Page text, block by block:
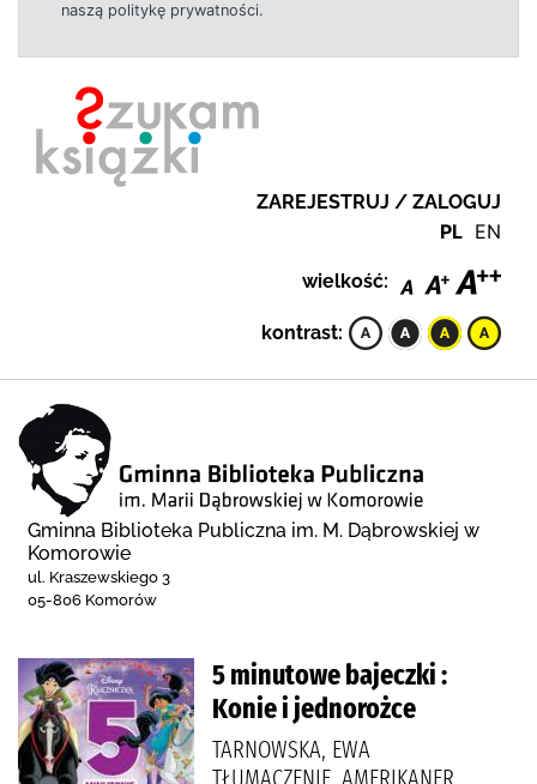
naszą politykę prywatności.
ZAREJESTRUJ / ZALOGUJ
PL EN
wielkość:
kontrast:
Gminna Biblioteka Publiczna im. M. Dąbrowskiej w
Komorowie
ul. Kraszewskiego 3
05-806 Komorów
5 minutowe bajeczki :
Konie i jednorożce
TARNOWSKA, EWA
TŁUMACZENIE, AMERIKANER,